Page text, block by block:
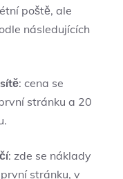
poště, ale
následujících
: cena se
stránku a 20
: zde se náklady
stránku, v